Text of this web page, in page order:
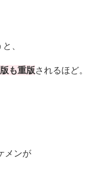
、
も重版されるほど。
メンが